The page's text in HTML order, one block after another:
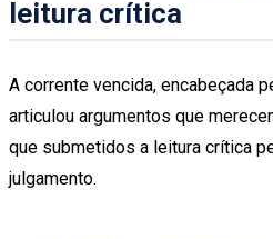
leitura crítica
A corrente vencida, encabeçada
articulou argumentos que
que submetidos a leitura crítica
julgamento.